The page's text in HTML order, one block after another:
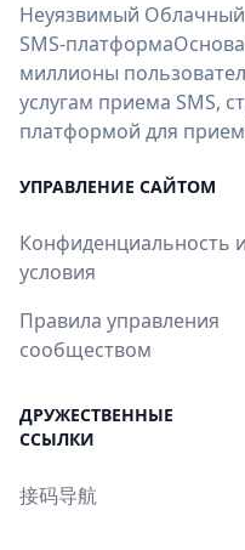
Неуязвимый Облачный
SMS-
миллионы
услугам приема SMS,
платформой для
УПРАВЛЕНИЕ САЙТОМ
Конфиденциальность и
условия
Правила управления
сообществом
ДРУЖЕСТВЕННЫЕ
ССЫЛКИ
接码导航